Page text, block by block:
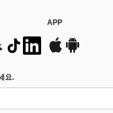
APP
요.